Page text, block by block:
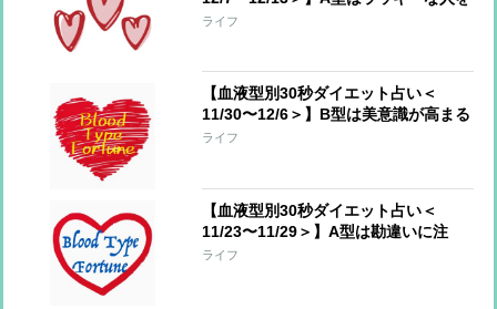
味方に、B型は溜め込んだものが溢れ
ライフ
【血液型別30秒ダイエット占い＜
11/30〜12/6＞】B型は美意識が高まる
とき、O型はハッピーな方を選んで
ライフ
【血液型別30秒ダイエット占い＜
11/23〜11/29＞】A型は勘違いに注
意！AB型は周囲の力に頼ってOK
ライフ